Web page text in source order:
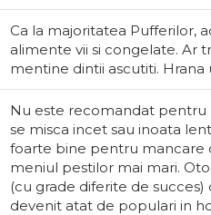
Ca la majoritatea Pufferilor,
alimente vii si congelate. Ar
mentine dintii ascutiti.
Nu este recomandat pentru
se misca incet sau inoata
foarte bine pentru mancare
meniul pestilor mai mari.
(cu grade diferite de
devenit atat de populari in